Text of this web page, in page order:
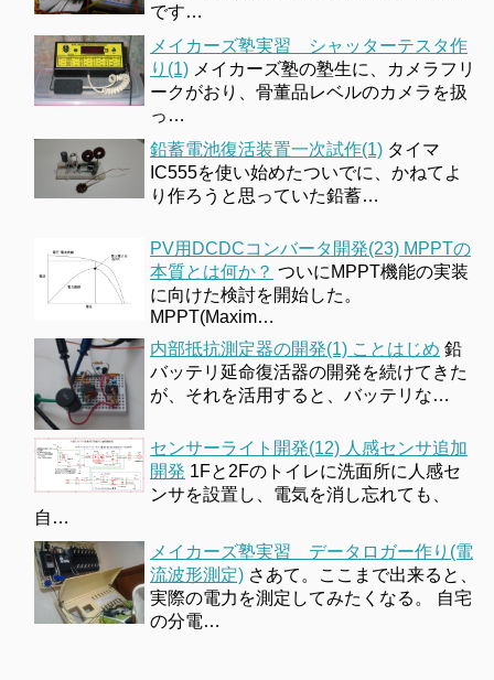
です…
メイカーズ塾実習 シャッターテスタ作
り(1) メイカーズ塾の塾生に、カメラフリ
ークがおり、骨董品レベルのカメラを扱
っ…
鉛蓄電池復活装置一次試作(1) タイマ
IC555を使い始めたついでに、かねてよ
り作ろうと思っていた鉛蓄…
PV用DCDCコンバータ開発(23) MPPTの
本質とは何か？ ついにMPPT機能の実装
に向けた検討を開始した。
MPPT(Maxim…
内部抵抗測定器の開発(1) ことはじめ 鉛
バッテリ延命復活器の開発を続けてきた
が、それを活用すると、バッテリな…
センサーライト開発(12) 人感センサ追加
開発 1Fと2Fのトイレに洗面所に人感セ
ンサを設置し、電気を消し忘れても、
自…
メイカーズ塾実習 データロガー作り(電
流波形測定) さあて。ここまで出来ると、
実際の電力を測定してみたくなる。 自宅
の分電…